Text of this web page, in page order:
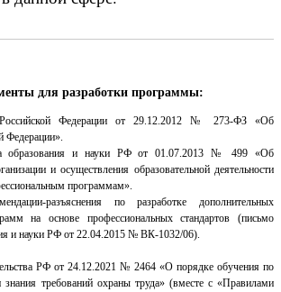
для разработки программы:
Федерации от 29.12.2012 № 273-ФЗ «Об
Федерации».
образования и науки РФ от 01.07.2013 № 499 «Об
и осуществления образовательной деятельности
программам».
разъяснения по разработке дополнительных
на основе профессиональных стандартов (письмо
и науки РФ от 22.04.2015 № ВК-1032/06).
РФ от 24.12.2021 № 2464 «О порядке обучения по
знания требований охраны труда» (вместе с «Правилами